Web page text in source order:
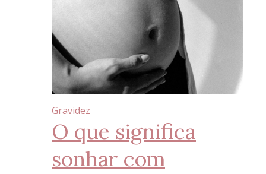
Gravidez
O que significa
sonhar com